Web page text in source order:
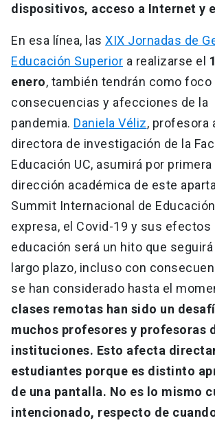
dispositivos, acceso a Internet y
En esa línea, las XIX Jornadas de
Educación Superior a realizarse el
enero, también tendrán como foco
consecuencias y afecciones de la
pandemia. Daniela Véliz, profesora
directora de investigación de la
Educación UC, asumirá por
dirección académica de este
Summit Internacional de
expresa, el Covid-19 y sus efectos
educación será un hito que
largo plazo, incluso con
se han considerado hasta el
clases remotas han sido un
muchos profesores y profesoras
instituciones. Esto afecta
estudiantes porque es distinto
de una pantalla. No es lo mismo
intencionado, respecto de